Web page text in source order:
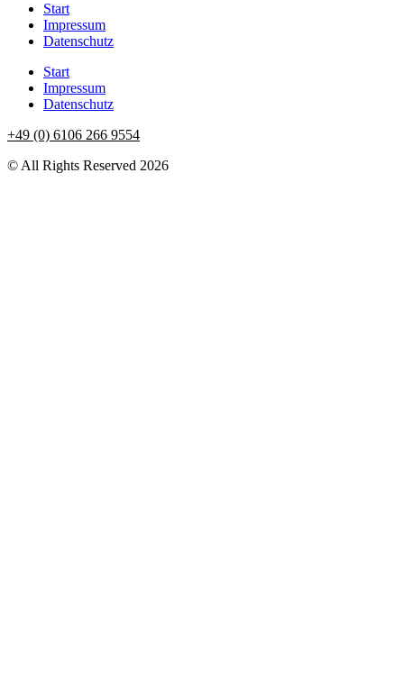
Start
Impressum
Datenschutz
Start
Impressum
Datenschutz
+49 (0) 6106 266 9554
© All Rights Reserved 2026